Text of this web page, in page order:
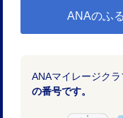
ANAのふ
ANAマイレージク
の番号です。